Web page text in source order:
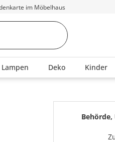
im Möbelhaus
Lampen Deko Kinder